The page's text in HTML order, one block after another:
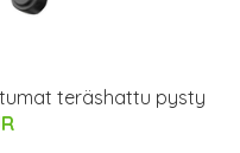
teräshattu pysty